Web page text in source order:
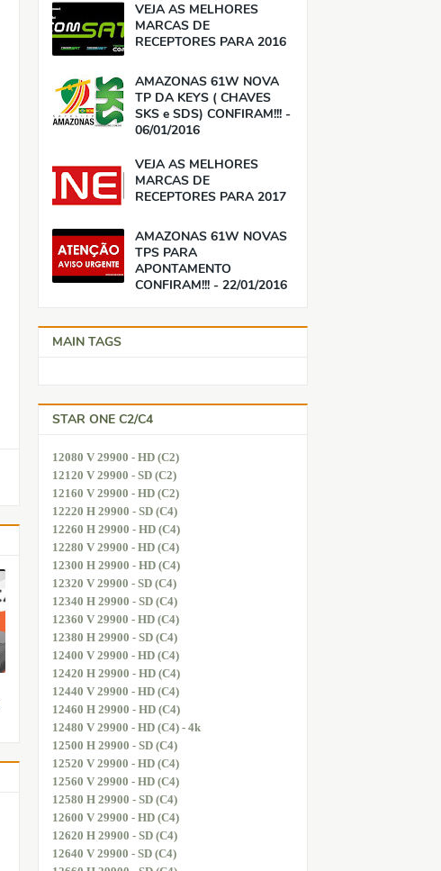
VEJA AS MELHORES
MARCAS DE
RECEPTORES PARA 2016
AMAZONAS 61W NOVA
TP DA KEYS ( CHAVES
SKS e SDS) CONFIRAM!!! -
06/01/2016
VEJA AS MELHORES
MARCAS DE
RECEPTORES PARA 2017
AMAZONAS 61W NOVAS
TPS PARA
APONTAMENTO
CONFIRAM!!! - 22/01/2016
MAIN TAGS
STAR ONE C2/C4
12080 V 29900 - HD (C2)
12120 V 29900 - SD (C2)
12160 V 29900 - HD (C2)
12220 H 29900 - SD (C4)
12260 H 29900 - HD (C4)
12280 V 29900 - HD (C4)
12300 H 29900 - HD (C4)
12320 V 29900 - SD (C4)
12340 H 29900 - SD (C4)
12360 V 29900 - HD (C4)
12380 H 29900 - SD (C4)
12400 V 29900 - HD (C4)
12420 H 29900 - HD (C4)
12440 V 29900 - HD (C4)
12460 H 29900 - HD (C4)
12480 V 29900 - HD (C4) - 4k
12500 H 29900 - SD (C4)
12520 V 29900 - HD (C4)
12560 V 29900 - HD (C4)
12580 H 29900 - SD (C4)
12600 V 29900 - HD (C4)
12620 H 29900 - SD (C4)
12640 V 29900 - SD (C4)